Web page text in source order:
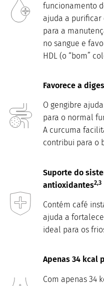
funcionamento
ajuda a purificar
para a
no sangue e
HDL (o “bom”
Favorece a
O gengibre
para o normal
A curcuma
contribui para o
Suporte do
antioxidantes2,3
Contém café
ajuda a
ideal para os
Apenas 34 kcal
Com apenas 34